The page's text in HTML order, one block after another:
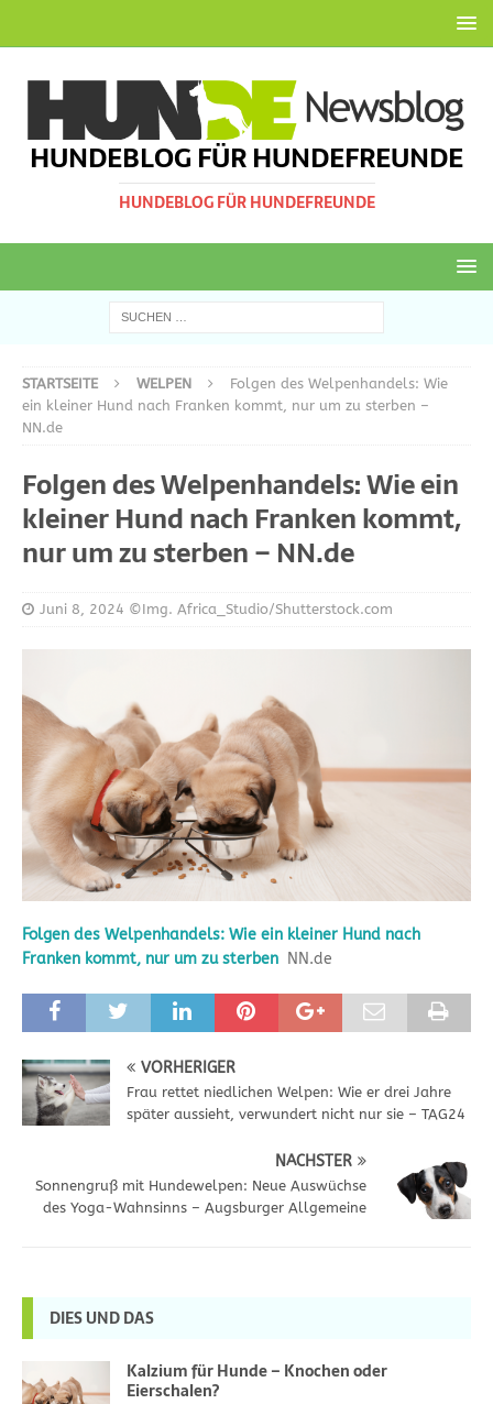
HUNDEBLOG FÜR HUNDEFREUNDE
HUNDEBLOG FÜR HUNDEFREUNDE
STARTSEITE WELPEN
Folgen des Welpenhandels: Wie
ein kleiner Hund nach Franken kommt, nur um zu sterben –
NN.de
Folgen des Welpenhandels: Wie ein
kleiner Hund nach Franken kommt,
nur um zu sterben – NN.de
Juni 8, 2024 ©Img. Africa_Studio/Shutterstock.com
Folgen des Welpenhandels: Wie ein kleiner Hund nach
Franken kommt, nur um zu sterben NN.de
VORHERIGER
Frau rettet niedlichen Welpen: Wie er drei Jahre
später aussieht, verwundert nicht nur sie – TAG24
NÄCHSTER
Sonnengruß mit Hundewelpen: Neue Auswüchse
des Yoga-Wahnsinns – Augsburger Allgemeine
DIES UND DAS
Kalzium für Hunde – Knochen oder
Eierschalen?